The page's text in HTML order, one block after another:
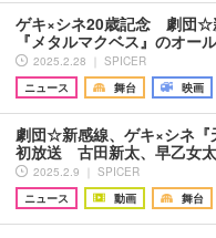
ゲキ×シネ20歳記念 劇団☆
『メタルマクベス』のオー
2025.2.28 ｜ SPICER
ニュース
舞台 映画
劇団☆新感線、ゲキ×シネ『
初放送 古田新太、早乙女
2025.2.9 ｜ SPICER
ニュース
動画 舞台